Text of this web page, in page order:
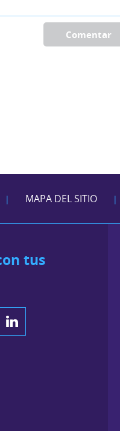
Comentar
| MAPA DEL SITIO |
tus